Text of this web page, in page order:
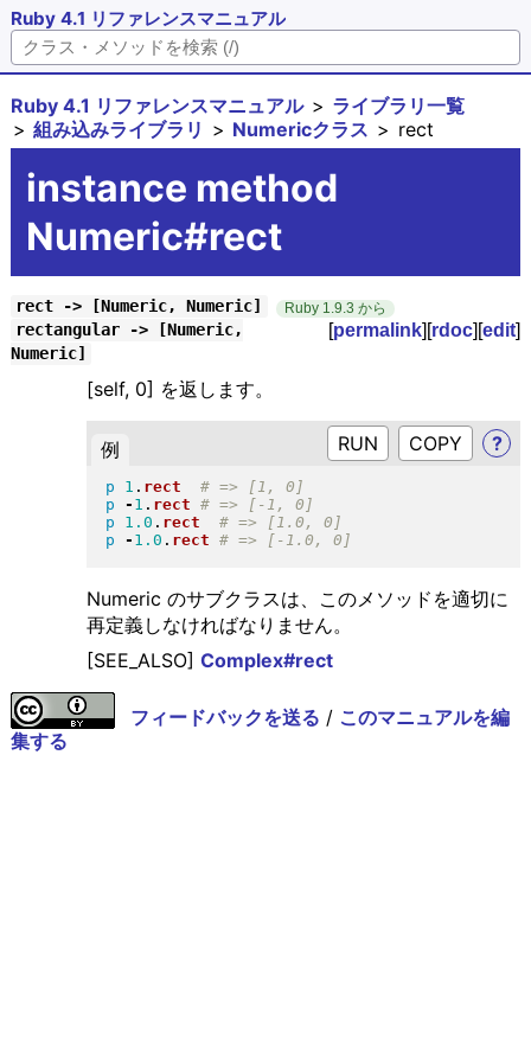
Ruby 4.1 リファレンスマニュアル
Ruby 4.1 リファレンスマニュアル
ライブラリ一覧
組み込みライブラリ
Numericクラス rect
instance method
Numeric#rect
rect -> [Numeric, Numeric] Ruby 1.9.3 から
[permalink][rdoc][edit]
rectangular -> [Numeric,
Numeric]
[self, 0] を返します。
例 RUN ?
p 1 . rect
p
- 1 . rect
p
1.0 . rect
p
- 1.0 . rect
Numeric のサブクラスは、このメソッドを適切に
再定義しなければなりません。
[SEE_ALSO] Complex#rect
フィードバックを送る / このマニュアルを編
集する